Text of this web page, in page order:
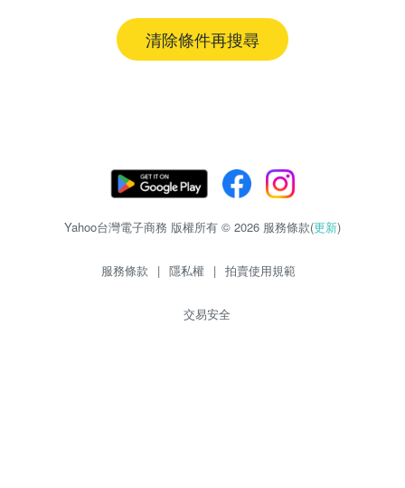
清除條件再搜尋
Yahoo台灣電子商務 版權所有 © 2026 服務條款(更新)
服務條款 | 隱私權 | 拍賣使用規範
交易安全